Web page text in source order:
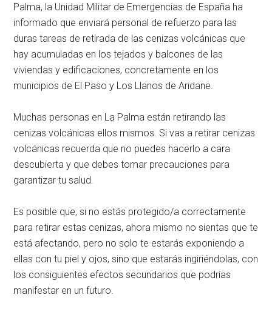
Palma, la Unidad Militar de Emergencias de España ha
informado que enviará personal de refuerzo para las
duras tareas de retirada de las cenizas volcánicas que
hay acumuladas en los tejados y balcones de las
viviendas y edificaciones, concretamente en los
municipios de El Paso y Los Llanos de Aridane.
Muchas personas en La Palma están retirando las
cenizas volcánicas ellos mismos. Si vas a retirar cenizas
volcánicas recuerda que no puedes hacerlo a cara
descubierta y que debes tomar precauciones para
garantizar tu salud.
Es posible que, si no estás protegido/a correctamente
para retirar estas cenizas, ahora mismo no sientas que te
está afectando, pero no solo te estarás exponiendo a
ellas con tu piel y ojos, sino que estarás ingiriéndolas, con
los consiguientes efectos secundarios que podrías
manifestar en un futuro.